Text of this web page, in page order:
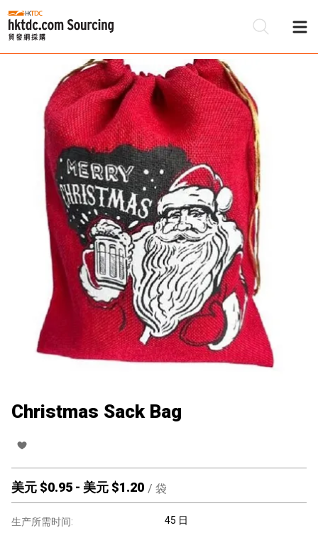
Christmas Sack Bag
美元 $0.95 - 美元 $1.20 / 袋
生产所需时间: 45 日